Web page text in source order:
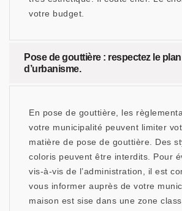
votre budget.
Pose de gouttière : respectez le plan
d’urbanisme.
En pose de gouttière, les
votre municipalité peuvent limiter
matière de pose de gouttière. Des
coloris peuvent être interdits. Pour
vis-à-vis de l’administration, il est
vous informer auprès de votre
maison est sise dans une zone